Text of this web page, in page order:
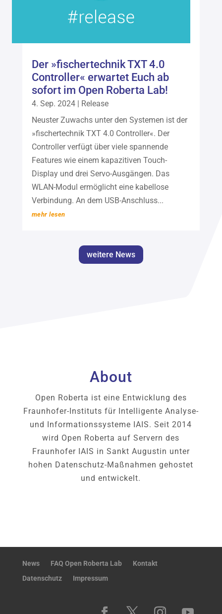
Der »fischertechnik TXT 4.0
Controller« erwartet Euch ab
sofort im Open Roberta Lab!
4. Sep. 2024|
Release
Neuster Zuwachs unter den Systemen ist der
»fischertechnik TXT 4.0 Controller«. Der
Controller verfügt über viele spannende
Features wie einem kapazitiven Touch-
Display und drei Servo-Ausgängen. Das
WLAN-Modul ermöglicht eine kabellose
Verbindung. An dem USB-Anschluss...
mehr lesen
weitere News
About
Open Roberta ist eine Entwicklung des
Fraunhofer-Instituts für Intelligente Analyse-
und Informationssysteme IAIS. Seit 2014
wird Open Roberta auf Servern des
Fraunhofer IAIS in Sankt Augustin unter
hohen Datenschutz-Maßnahmen gehostet
und entwickelt.
News FAQ Open Roberta Lab
Kontakt
Datenschutz
Impressum